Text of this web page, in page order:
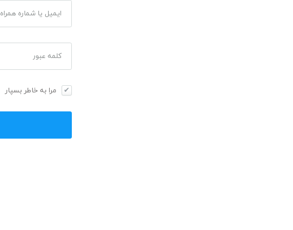
ایمیل یا شماره همراه
کلمه عبور
مرا به خاطر بسپار